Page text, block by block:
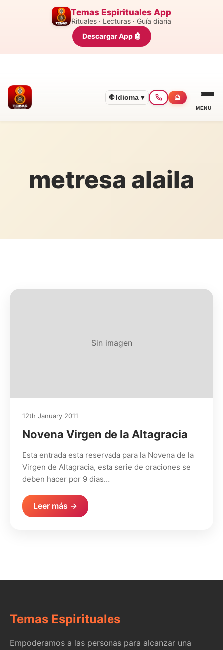
Temas Espirituales App
Rituales · Lecturas · Guía diaria
Descargar App 🤖
🌐 Idioma ▾ 🔮
MENU
metresa alaila
Sin imagen
12th January 2011
Novena Virgen de la Altagracia
Esta entrada esta reservada para la Novena de la
Virgen de Altagracia, esta serie de oraciones se
deben hacer por 9 dias…
Leer más →
Temas Espirituales
Empoderamos a las personas para alcanzar una